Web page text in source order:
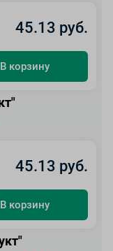
45.13 руб.
В корзину
45.13 руб.
В корзину